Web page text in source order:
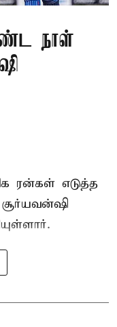
நாள்
ரன்கள் எடுத்த
சூர்யவன்ஷி